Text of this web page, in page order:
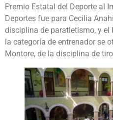
Premio Estatal del Deporte al
Deportes fue para Cecilia
disciplina de paratletismo, y el
la categoría de entrenador se
Montore, de la disciplina de